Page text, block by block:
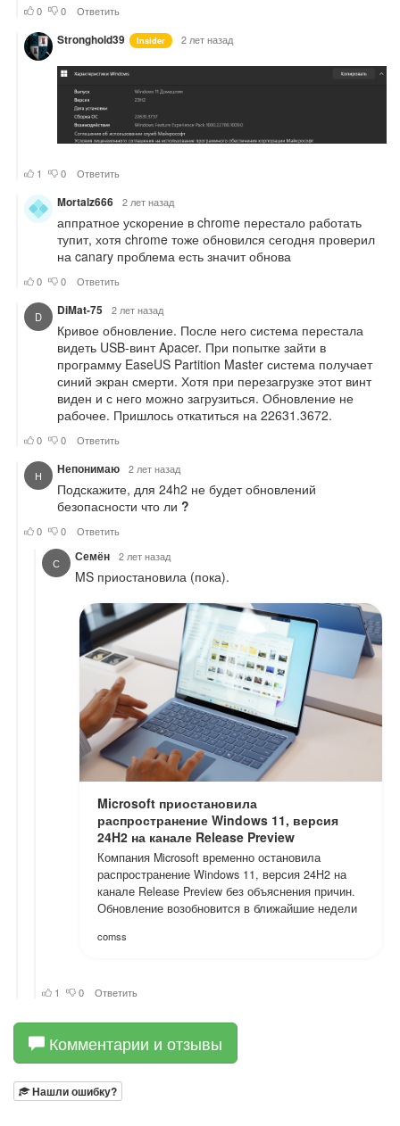
Комментарии и отзывы
Нашли ошибку?